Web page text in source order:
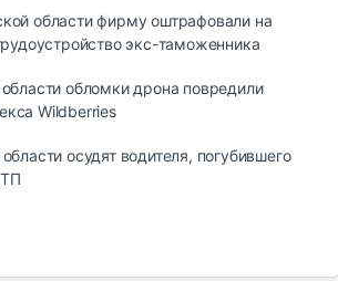
области фирму оштрафовали на
экс-таможенника
обломки дрона повредили
Wildberries
осудят водителя, погубившего